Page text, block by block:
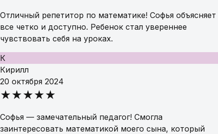
Отличный репетитор по математике! Софья объясняет
все четко и доступно. Ребенок стал увереннее
чувствовать себя на уроках.
К
Кирилл
20 октября 2024
★★★★★
Софья — замечательный педагог! Смогла
заинтересовать математикой моего сына, который